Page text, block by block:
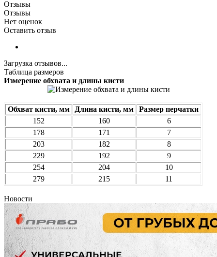
Отзывы
Отзывы
Нет оценок
Оставить отзыв
Загрузка отзывов...
Таблица размеров
Измерение обхвата и длины кисти
Обхват кисти, мм Длина кисти, мм
Размер перчатки
152
160
6
178
171
7
203
182
8
229
192
9
254
204
10
279
215 11
Новости